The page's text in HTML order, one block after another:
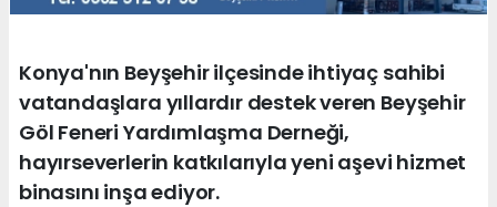
Konya'nın Beyşehir ilçesinde ihtiyaç sahibi
vatandaşlara yıllardır destek veren Beyşehir
Göl Feneri Yardımlaşma Derneği,
hayırseverlerin katkılarıyla yeni aşevi hizmet
binasını inşa ediyor.